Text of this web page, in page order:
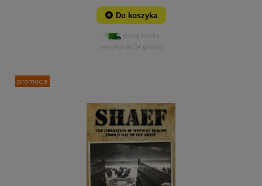
Do koszyka
mamy trochę
(wysyłka do 24 godzin)
promocja